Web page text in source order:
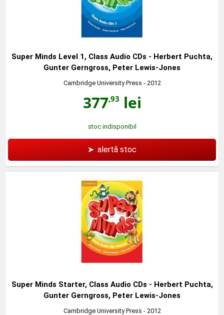
Super Minds Level 1, Class Audio CDs - Herbert Puchta,
Gunter Gerngross, Peter Lewis-Jones
Cambridge University Press - 2012
377,93 lei
stoc indisponibil
➤ alertă stoc
Super Minds Starter, Class Audio CDs - Herbert Puchta,
Gunter Gerngross, Peter Lewis-Jones
Cambridge University Press - 2012